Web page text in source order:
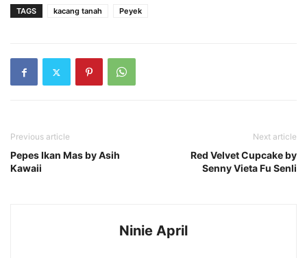
TAGS kacang tanah Peyek
Previous article
Pepes Ikan Mas by Asih
Kawaii
Next article
Red Velvet Cupcake by
Senny Vieta Fu Senli
Ninie April